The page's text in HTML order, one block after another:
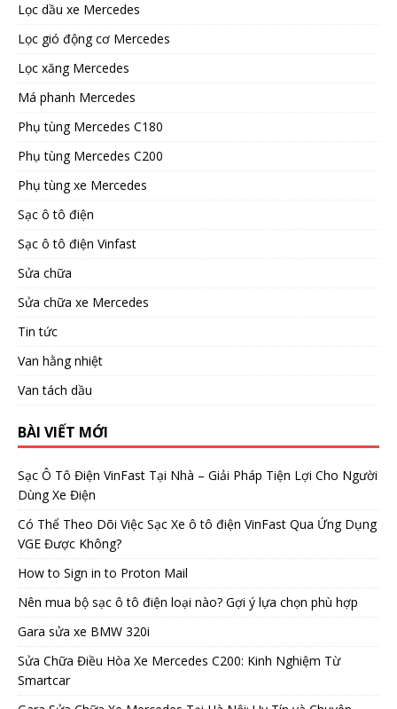
Lọc dầu xe Mercedes
Lọc gió động cơ Mercedes
Lọc xăng Mercedes
Má phanh Mercedes
Phụ tùng Mercedes C180
Phụ tùng Mercedes C200
Phụ tùng xe Mercedes
Sạc ô tô điện
Sạc ô tô điện Vinfast
Sửa chữa
Sửa chữa xe Mercedes
Tin tức
Van hằng nhiệt
Van tách dầu
BÀI VIẾT MỚI
Sạc Ô Tô Điện VinFast Tại Nhà – Giải Pháp Tiện Lợi Cho Người
Dùng Xe Điện
Có Thể Theo Dõi Việc Sạc Xe ô tô điện VinFast Qua Ứng Dụng
VGE Được Không?
How to Sign in to Proton Mail
Nên mua bộ sạc ô tô điện loại nào? Gợi ý lựa chọn phù hợp
Gara sửa xe BMW 320i
Sửa Chữa Điều Hòa Xe Mercedes C200: Kinh Nghiệm Từ
Smartcar